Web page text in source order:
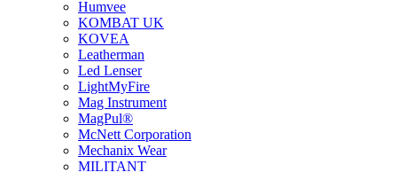
Humvee
KOMBAT UK
KOVEA
Leatherman
Led Lenser
LightMyFire
Mag Instrument
MagPul®
McNett Corporation
Mechanix Wear
MILITANT